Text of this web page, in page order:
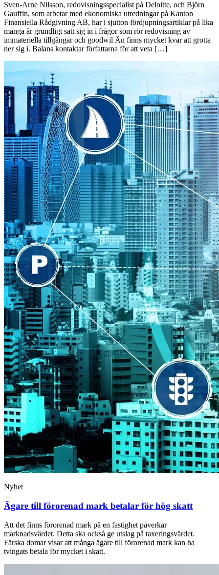
Sven-Arne Nilsson, redovisningsspecialist på Deloitte, och Björn
Gauffin, som arbetar med ekonomiska utredningar på Kanton
Finansiella Rådgivning AB, har i sjutton fördjupningsartiklar på lika
många år grundligt satt sig in i frågor som rör redovisning av
immateriella tillgångar och goodwil Än finns mycket kvar att grotta
ner sig i. Balans kontaktar författarna för att veta […]
Nyhet
Ägare till förorenad mark betalar för hög skatt
Att det finns förorenad mark på en fastighet påverkar
marknadsvärdet. Detta ska också ge utslag på taxeringsvärdet.
Färska domar visar att många ägare till förorenad mark kan ha
tvingats betala för mycket i skatt.